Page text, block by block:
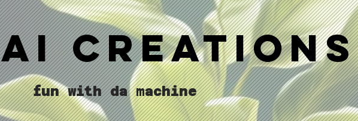
Ai creations
fun with da machine